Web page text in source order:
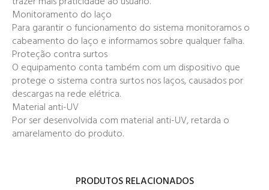
Monitoramento do laço
Para garantir o funcionamento do sistema monitoramos o
cabeamento do laço e informamos sobre qualquer falha.
Proteção contra surtos
O equipamento conta também com um dispositivo que
protege o sistema contra surtos nos laços, causados por
descargas na rede elétrica.
Material anti-UV
Por ser desenvolvida com material anti-UV, retarda o
amarelamento do produto.
PRODUTOS RELACIONADOS